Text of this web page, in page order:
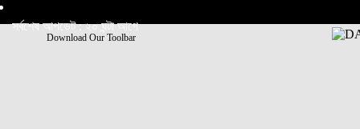
সর্বশেষ আপডেট : ২০ ঘন্টা আগে
Download Our Toolbar